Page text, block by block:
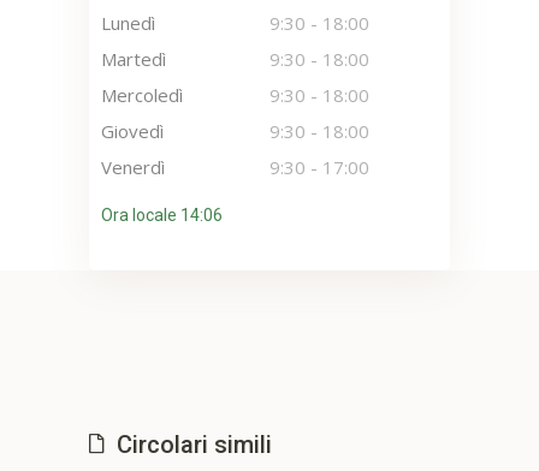
Lunedì 9:30 - 18:00
Martedì
9:30 - 18:00
Mercoledì
9:30 - 18:00
Giovedì
9:30 - 18:00
Venerdì
9:30 - 17:00
Ora locale 14:06
Circolari simili